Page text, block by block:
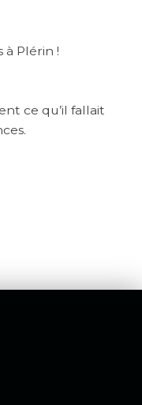
Plérin !
ce qu’il fallait